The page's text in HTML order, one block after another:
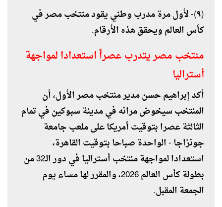
(٩)- لأول مرة مدرب وطني يقود منتخب مصر في
كأس العالم ويحقق هذه الأرقام.
منتخب مصر يتدرب عصراً استعدادا لمواجهة
أستراليا
أكد إبراهيم حسن مدير منتخب مصر الأول، أن
المنتخب سيخوض مرانه في مدينة سبوكين في تمام
الثالثة عصرا بتوقيت أمريكا على ملعب جامعة
جونزاجا - الواحدة صباحا بتوقيت القاهرة،
استعدادا لمواجهة منتخب أستراليا في دور الـ32 من
بطولة كأس العالم 2026، والمقرر لها مساء يوم
الجمعة المقبل.